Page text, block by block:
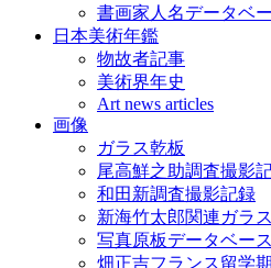
書画家人名データベ
日本美術年鑑
物故者記事
美術界年史
Art news articles
画像
ガラス乾板
尾高鮮之助調査撮影
和田新調査撮影記録
新海竹太郎関連ガラ
写真原板データベー
畑正吉フランス留学